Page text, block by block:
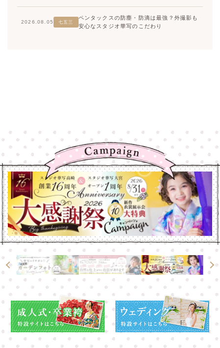
2026.08.05 七五三
ペンタックスの防塵・防滴は最強？外撮影も
安心なスタジオ華写のこだわり